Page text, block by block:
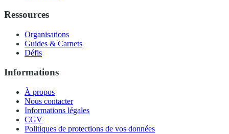
Ressources
Organisations
Guides & Carnets
Défis
Informations
À propos
Nous contacter
Informations légales
CGV
Politiques de protections de vos données